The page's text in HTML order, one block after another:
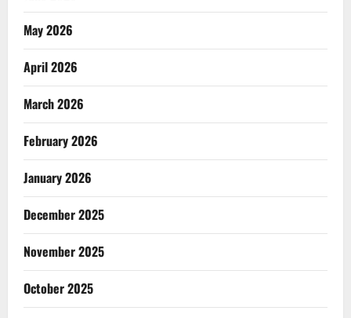
May 2026
April 2026
March 2026
February 2026
January 2026
December 2025
November 2025
October 2025